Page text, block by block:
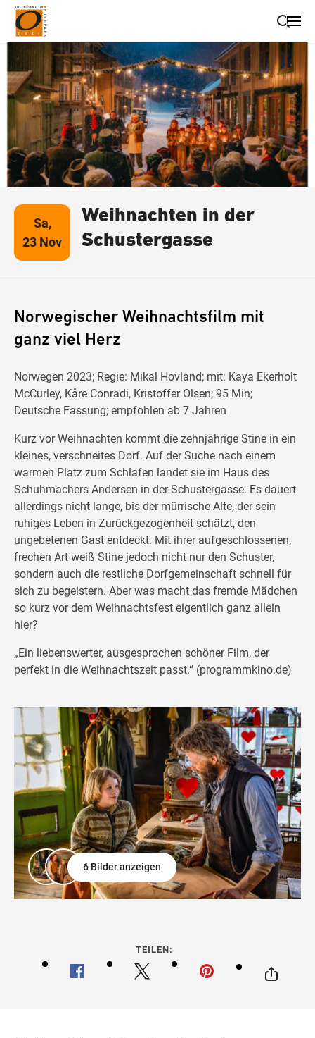
Suche schließen
Wegbeschreibung erhalten
Sa,
23 Nov
Weihnachten in der
Schustergasse
Norwegischer Weihnachtsfilm mit
ganz viel Herz
Norwegen 2023; Regie: Mikal Hovland; mit: Kaya Ekerholt
McCurley, Kåre Conradi, Kristoffer Olsen; 95 Min;
Deutsche Fassung; empfohlen ab 7 Jahren
Kurz vor Weihnachten kommt die zehnjährige Stine in ein
kleines, verschneites Dorf. Auf der Suche nach einem
warmen Platz zum Schlafen landet sie im Haus des
Schuhmachers Andersen in der Schustergasse. Es dauert
allerdings nicht lange, bis der mürrische Alte, der sein
ruhiges Leben in Zurückgezogenheit schätzt, den
ungebetenen Gast entdeckt. Mit ihrer aufgeschlossenen,
frechen Art weiß Stine jedoch nicht nur den Schuster,
sondern auch die restliche Dorfgemeinschaft schnell für
sich zu begeistern. Aber was macht das fremde Mädchen
so kurz vor dem Weihnachtsfest eigentlich ganz allein
hier?
„Ein liebenswerter, ausgesprochen schöner Film, der
perfekt in die Weihnachtszeit passt.“ (programmkino.de)
6 Bilder anzeigen
TEILEN: